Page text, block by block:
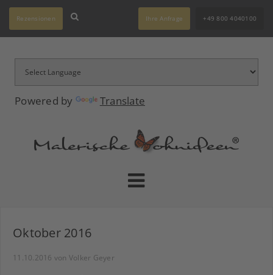
Powered by Translate
Rezensionen Ihre Anfrage +49 800 4040100
Oktober 2016
11.10.2016 von Volker Geyer